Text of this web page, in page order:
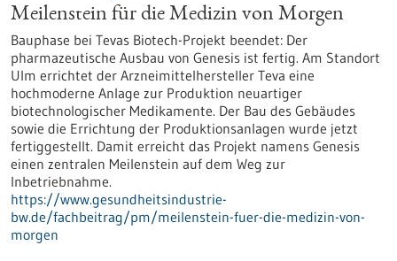
Meilenstein für die Medizin von Morgen
Bauphase bei Tevas Biotech-Projekt beendet: Der
pharmazeutische Ausbau von Genesis ist fertig. Am Standort
Ulm errichtet der Arzneimittelhersteller Teva eine
hochmoderne Anlage zur Produktion neuartiger
biotechnologischer Medikamente. Der Bau des Gebäudes
sowie die Errichtung der Produktionsanlagen wurde jetzt
fertiggestellt. Damit erreicht das Projekt namens Genesis
einen zentralen Meilenstein auf dem Weg zur
Inbetriebnahme.
https://www.gesundheitsindustrie-
bw.de/fachbeitrag/pm/meilenstein-fuer-die-medizin-von-
morgen